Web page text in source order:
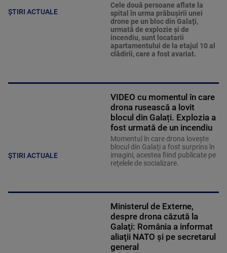
ȘTIRI ACTUALE
Cele două persoane aflate la
spital în urma prăbuşirii unei
drone pe un bloc din Galaţi,
urmată de explozie şi de
incendiu, sunt locatarii
apartamentului de la etajul 10 al
clădirii, care a fost avariat.
ȘTIRI ACTUALE
VIDEO cu momentul în care
drona rusească a lovit
blocul din Galați. Explozia a
fost urmată de un incendiu
Momentul în care drona loveşte
blocul din Galaţi a fost surprins în
imagini, acestea fiind publicate pe
reţelele de socializare.
Ministerul de Externe,
despre drona căzută la
Galaţi: România a informat
aliaţii NATO şi pe secretarul
general